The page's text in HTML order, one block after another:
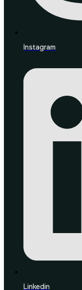
Instagram
Linkedin